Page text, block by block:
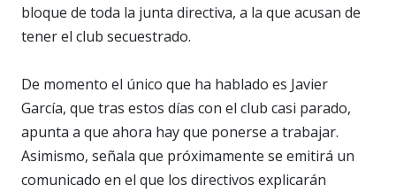
bloque de toda la junta directiva, a la que acusan de
tener el club secuestrado.
De momento el único que ha hablado es Javier
García, que tras estos días con el club casi parado,
apunta a que ahora hay que ponerse a trabajar.
Asimismo, señala que próximamente se emitirá un
comunicado en el que los directivos explicarán